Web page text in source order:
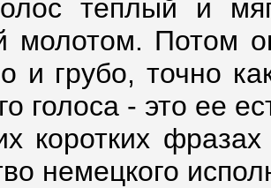
теплый и
молотом. Потом
и грубо, точно
голоса - это ее
коротких фразах
немецкого